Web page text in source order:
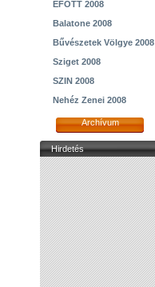
EFOTT 2008
Balatone 2008
Bűvészetek Völgye 2008
Sziget 2008
SZIN 2008
Nehéz Zenei 2008
Archívum
Hirdetés